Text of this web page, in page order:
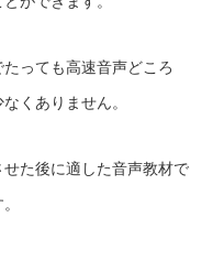
っても高速音声どころ
くありません。
た後に適した音声教材で